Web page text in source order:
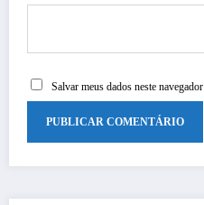
Salvar meus dados neste